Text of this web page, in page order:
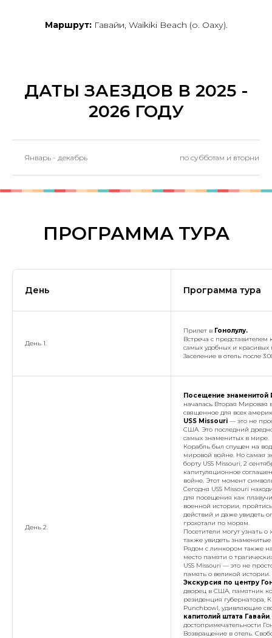
Маршрут:Гавайи, Waikiki Beach (о. Оаху).
ДАТЫ ЗАЕЗДОВ В 2025 -
2026 ГОДУ
Январь - декабрь по субботам и вторникам
ПРОГРАММА ТУРА
День Программа тура
День 1.
Прилет в Гонолулу.
Встреча с
самых удобных и красивых
Заселение в отель после
День 2.
Посещение знаменитой
началась Вторая Мировая
священное для всех
USS Missouri — это не
США. Это последний
самых знаменитых в мире.
Корабль был спущен на
мировой войне. Но самая
борту USS Missouri, 2
капитуляционное
войне. Этот момент
Сегодня USS Missouri
для посещения как
военной истории,
действий и даже увидеть
грохотали по морям.
Посетители могут узнать
также увидеть
Рядом с линкором также
место памяти о
USS Missouri — это не
память о великой истории.
Экскурсия по центру
дворец в США, памятник
резиденция губернатора,
Punchbowl, удивляющие
капитолий штата Гавайи
достопримечательности
Возвращение в отель.